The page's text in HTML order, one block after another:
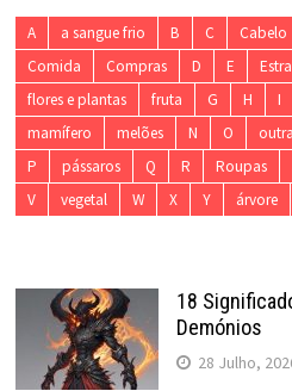
A a sangue frio B C Cabelo
Comida
Compras D E
flores e plantas
fruta G H I
mamífero
melões N O
P
pássaros Q R Roupas
V
vegetal W X Y árvore
18
Demónios
28 Julho,